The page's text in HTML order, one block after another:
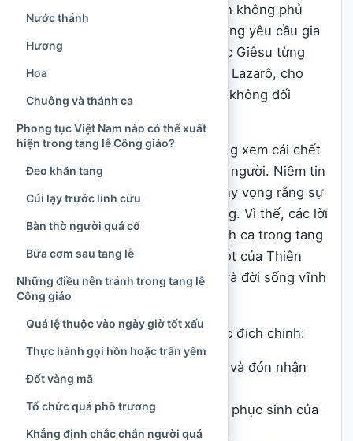
những người thân yêu. Hội Thánh không phủ
nhận nỗi mất mát ấy và cũng không yêu cầu gia
đình phải che giấu nước mắt. Đức Giêsu từng
khóc trước phần mộ người bạn là Lazarô, cho
thấy sự thương tiếc và đau buồn không đối
Tuy nhiên, người Công giáo không xem cái chết
là sự chấm dứt tuyệt đối của con người. Niềm tin
vào Đức Kitô phục sinh giúp họ hy vọng rằng sự
chết không có tiếng nói cuối cùng. Vì thế, các lời
kinh, bài đọcKinh Thánh
và thánh ca trong tang
lễ thường nói đến lòng thương xót của Thiên
Chúa, sự tha thứ, niềm hy vọng và đời sống vĩnh
cửu.
Tang lễ Công giáo có một số mục đích chính:
Cầu xin Thiên Chúa tha thứ và đón nhận
người đã qua đời.
Tuyên xưng niềm tin vào sự phục sinh của
thân xác và sự sống đời đời.
Nước thánh
Hương
Hoa
Chuông và thánh ca
Phong tục Việt Nam nào có thể xuất
hiện trong tang lễ Công giáo?
Đeo khăn tang
Cúi lạy trước linh cữu
Bàn thờ người quá cố
Bữa cơm sau tang lễ
Những điều nên tránh trong tang lễ
Công giáo
Quá lệ thuộc vào ngày giờ tốt xấu
Thực hành gọi hồn hoặc trấn yểm
Đốt vàng mã
Tổ chức quá phô trương
Khẳng định chắc chắn người quá